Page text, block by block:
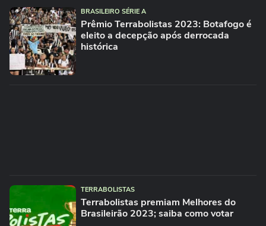
BRASILEIRO SÉRIE A
Prêmio Terrabolistas 2023: Botafogo é
eleito a decepção após derrocada
histórica
TERRABOLISTAS
Terrabolistas premiam Melhores do
Brasileirão 2023; saiba como votar